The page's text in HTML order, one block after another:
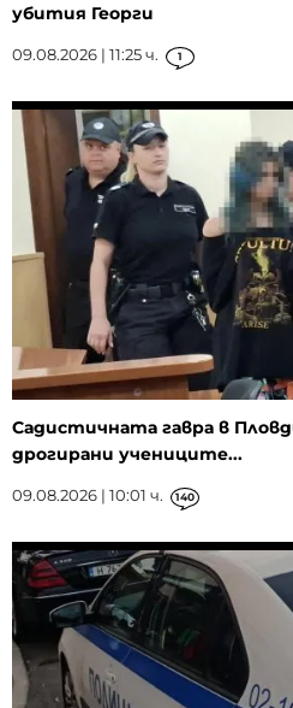
убития Георги
09.08.2026 | 11:25 ч. 1
Садистичната гавра в
дрогирани учениците...
09.08.2026 | 10:01 ч. 140